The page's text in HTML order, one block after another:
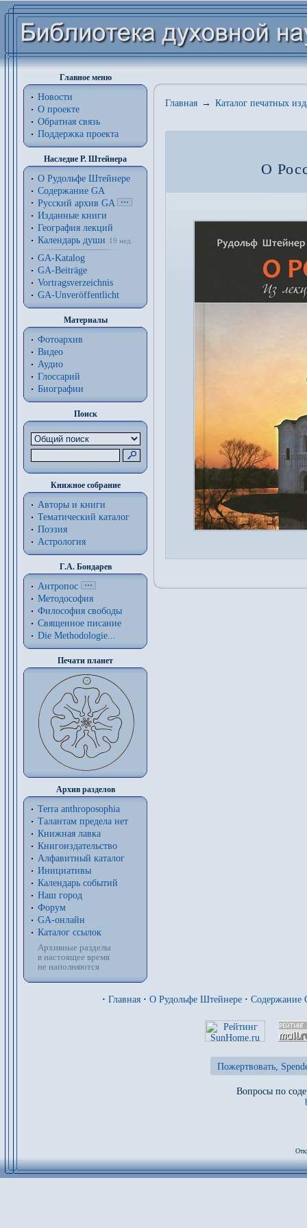
Главное меню
Новости
О проекте
Обратная связь
Поддержка проекта
Наследие Р. Штейнера
О Рудольфе Штейнере
Содержание GA
Русский архив GA
Изданные книги
География лекций
Календарь души
19 нед.
GA-Katalog
GA-Beiträge
Vortragsverzeichnis
GA-Unveröffentlicht
Материалы
Фотоархив
Видео
Аудио
Глоссарий
Биографии
Поиск
Книжное собрание
Авторы и книги
Тематический каталог
Поэзия
Астрология
Г.А. Бондарев
Антропос
Методософия
Философия cвободы
Священное писание
Die Methodologie...
Печати планет
Архив разделов
Terra anthroposophia
Талантам предела нет
Книжная лавка
Книгоиздательство
Алфавитный каталог
Инициативы
Календарь событий
Наш город
Форум
GA-онлайн
Каталог ссылок
Архивные разделы
в настоящее время
не наполняются
Главная → Каталог печатных
О
· Главная · О Рудольфе Штейнере · Содержание
Пожертвовать,
Вопросы по